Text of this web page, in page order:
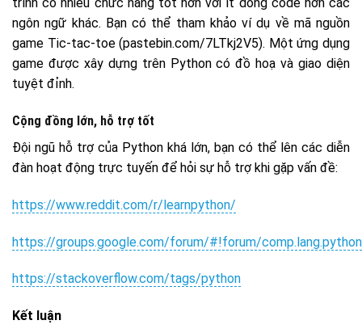
ngôn ngữ khác. Bạn có thể tham khảo ví dụ về mã nguồn
game Tic-tac-toe (pastebin.com/7LTkj2V5). Một ứng dụng
game được xây dựng trên Python có đồ hoạ và giao diện
tuyệt đỉnh.
Cộng đồng lớn, hỗ trợ tốt
Đội ngũ hỗ trợ của Python khá lớn, bạn có thể lên các diễn
đàn hoạt động trực tuyến để hỏi sự hỗ trợ khi gặp vấn đề:
https://www.reddit.com/r/learnpython/
https://groups.google.com/forum/#!forum/comp.lang.python
https://stackoverflow.com/tags/python
Kết luận